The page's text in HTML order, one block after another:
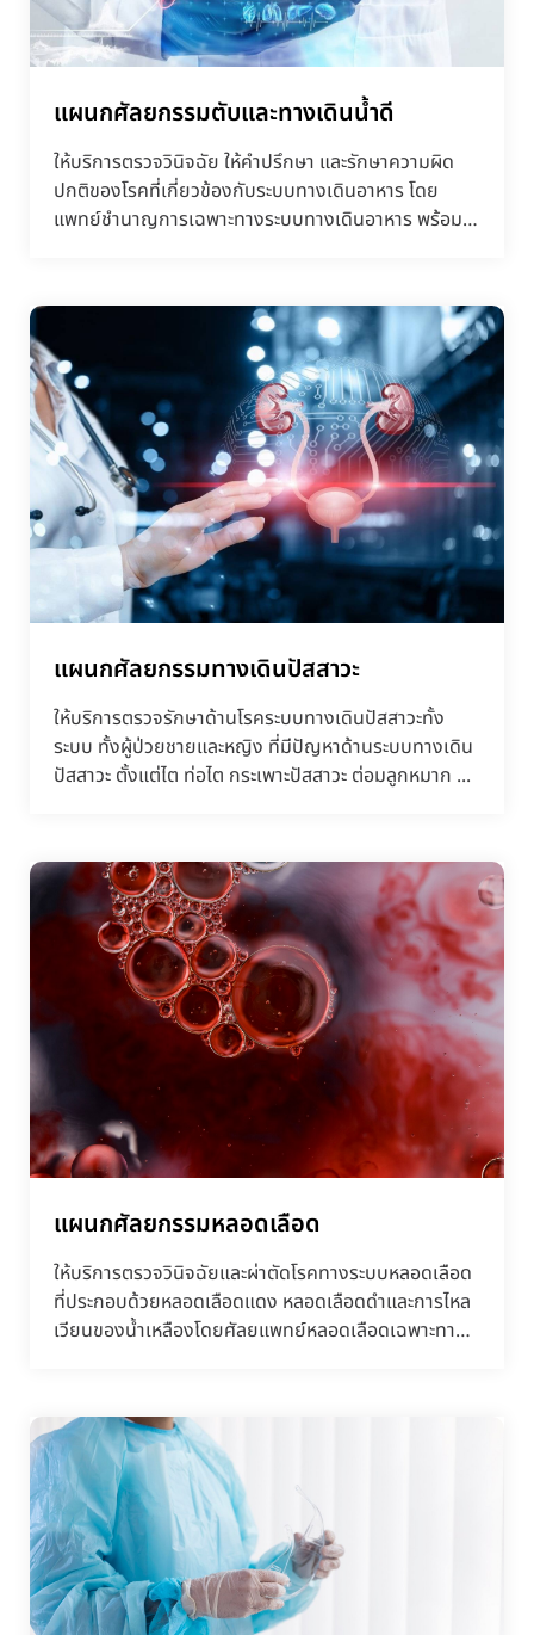
แผนกศัลยกรรมตับและทางเดินน้ำดี
ให้บริการตรวจวินิจฉัย ให้คำปรึกษา และรักษาความผิด
ปกติของโรคที่เกี่ยวข้องกับระบบทางเดินอาหาร โดย
แพทย์ชำนาญการเฉพาะทางระบบทางเดินอาหาร พร้อม
แผนกศัลยกรรมทางเดินปัสสาวะ
ให้บริการตรวจรักษาด้านโรคระบบทางเดินปัสสาวะทั้ง
ระบบ ทั้งผู้ป่วยชายและหญิง ที่มีปัญหาด้านระบบทางเดิน
ปัสสาวะ ตั้งแต่ไต ท่อไต กระเพาะปัสสาวะ ต่อมลูกหมาก ...
แผนกศัลยกรรมหลอดเลือด
ให้บริการตรวจวินิจฉัยและผ่าตัดโรคทางระบบหลอดเลือด
ที่ประกอบด้วยหลอดเลือดแดง หลอดเลือดดำและการไหล
เวียนของน้ำเหลืองโดยศัลยแพทย์หลอดเลือดเฉพาะทาง